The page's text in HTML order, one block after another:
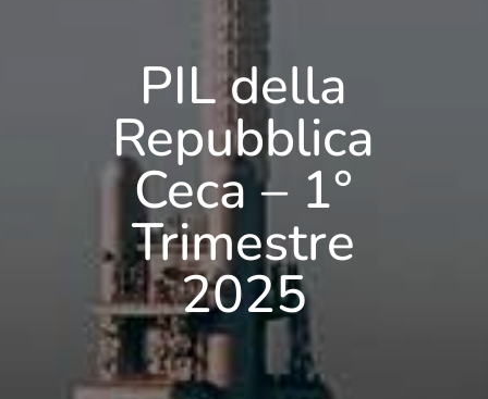
PIL della
Repubblica
Ceca – 1°
Trimestre
2025